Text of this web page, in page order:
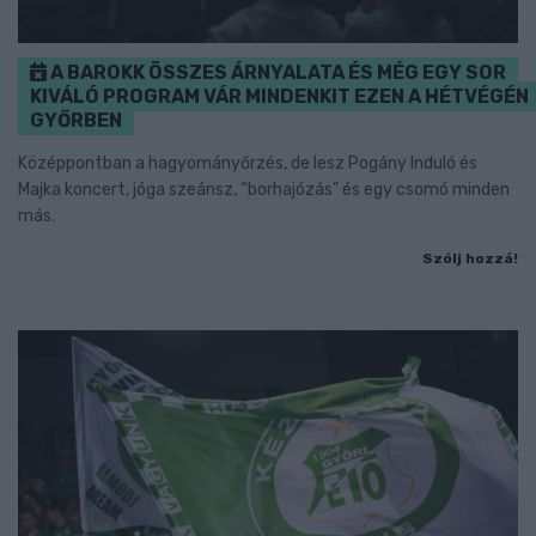
A BAROKK ÖSSZES ÁRNYALATA ÉS MÉG EGY SOR
KIVÁLÓ PROGRAM VÁR MINDENKIT EZEN A HÉTVÉGÉN
GYŐRBEN
Középpontban a hagyományőrzés, de lesz Pogány Induló és
Majka koncert, jóga szeánsz, “borhajózás” és egy csomó minden
más.
Szólj hozzá!